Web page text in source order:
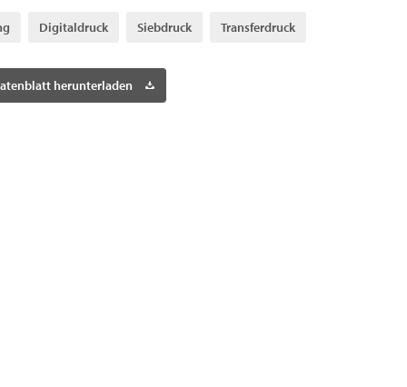
Digitaldruck Siebdruck Transferdruck
herunterladen